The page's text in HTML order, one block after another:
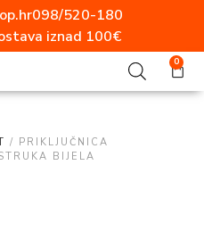
098/520-180
iznad 100€
0
/ PRIKLJUČNICA
BIJELA